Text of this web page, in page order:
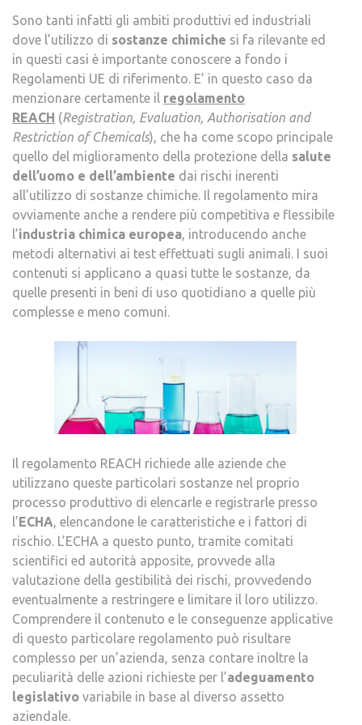
Sono tanti infatti gli ambiti produttivi ed industriali
dove l’utilizzo di sostanze chimiche si fa rilevante ed
in questi casi è importante conoscere a fondo i
Regolamenti UE di riferimento. E’ in questo caso da
menzionare certamente il regolamento
REACH (Registration, Evaluation, Authorisation and
Restriction of Chemicals), che ha come scopo principale
quello del miglioramento della protezione della salute
dell’uomo e dell’ambiente dai rischi inerenti
all’utilizzo di sostanze chimiche. Il regolamento mira
ovviamente anche a rendere più competitiva e flessibile
l’industria chimica europea, introducendo anche
metodi alternativi ai test effettuati sugli animali. I suoi
contenuti si applicano a quasi tutte le sostanze, da
quelle presenti in beni di uso quotidiano a quelle più
complesse e meno comuni.
Il regolamento REACH richiede alle aziende che
utilizzano queste particolari sostanze nel proprio
processo produttivo di elencarle e registrarle presso
l’ECHA, elencandone le caratteristiche e i fattori di
rischio. L’ECHA a questo punto, tramite comitati
scientifici ed autorità apposite, provvede alla
valutazione della gestibilità dei rischi, provvedendo
eventualmente a restringere e limitare il loro utilizzo.
Comprendere il contenuto e le conseguenze applicative
di questo particolare regolamento può risultare
complesso per un’azienda, senza contare inoltre la
peculiarità delle azioni richieste per l’adeguamento
legislativo variabile in base al diverso assetto
aziendale.